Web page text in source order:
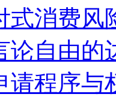
式消费风
论自由
请程序与